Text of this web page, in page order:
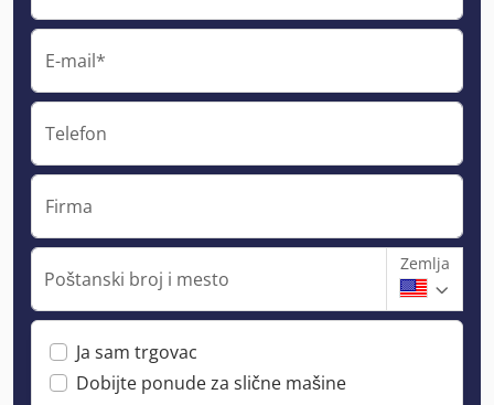
E-mail*
Telefon
Firma
Poštanski broj i mesto
Zemlja
Ja sam trgovac
Dobijte ponude za slične mašine